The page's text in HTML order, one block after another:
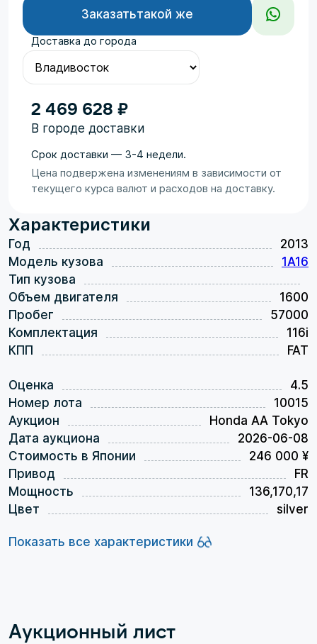
Характеристики
Год
2013
Модель кузова
1A16
Тип кузова
Объем двигателя
1600
Пробег
57000
Комплектация
116i
КПП
FAT
Оценка
4.5
Номер лота
10015
Аукцион
Honda AA Tokyo
Дата аукциона
2026-06-08
Стоимость в Японии
246 000 ¥
Привод
FR
Мощность
136,170,17
Цвет
silver
Показать все характеристики
Заказатьтакой же
Доставка до города
2 469 628 ₽
В городе доставки
Срок доставки — 3-4 недели.
Цена подвержена изменениям в зависимости от
текущего курса валют и расходов на доставку.
Аукционный лист